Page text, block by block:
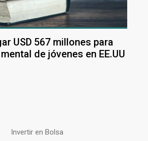
USD 567 millones para
de jóvenes en EE.UU
Invertir en Bolsa